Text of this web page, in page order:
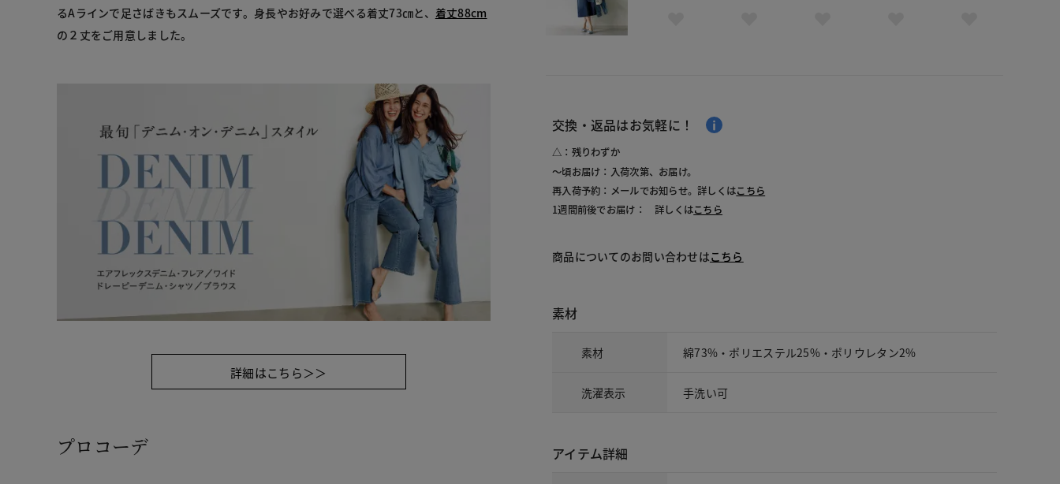
るAラインで足さばきもスムーズです。身長やお好みで選べる着丈73㎝と、 着丈88cm
の２丈をご用意しました。
詳細はこちら＞＞
プロコーデ
交換・返品はお気軽に！
△：残りわずか
～頃お届け：入荷次第、お届け。
再入荷予約：メールでお知らせ。詳しくはこちら
1週間前後でお届け： 詳しくはこちら
商品についてのお問い合わせはこちら
素材
素材 綿73%・ポリエステル25%・ポリウレタン2%
洗濯表示 手洗い可
アイテム詳細